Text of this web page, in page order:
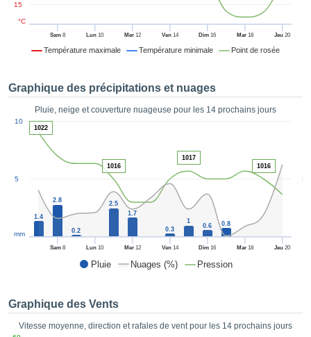
les
des
de
sur
ACCEPTER
CONTINUER
PARAMÈTRES
Température maximale Température minimale Point de rosée
Sam8 Lun 10 Mer12 Ven14 Dim 16 Mar18 Jeu 20
15
°C
Graphique des précipitations et nuages
Pluie, neige et couverture nuageuse pour les 14 prochains jours
Pluie Nuages (%) Pression
50
Sam8 Lun 10 Mer12 Ven14 Dim 16 Mar18 Jeu 20
5
10
mm
1.4
2.8
0.2
2.5
1.7
0.3
1
0.6 0.8
1022
1016
1017
1016
Graphique des Vents
Vitesse moyenne, direction et rafales de vent pour les 14 prochains jours